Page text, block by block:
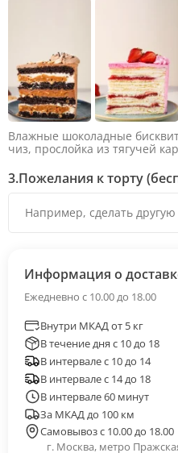
Влажные шоколадные
чиз, прослойка из тягучей
яркий вкус шоколада и
оставляя ни единого шанса
3.Пожелания к торту
Информация о
Ежедневно с 10.00 до 18.00
Внутри МКАД от 5 кг
В течение дня с 10 до 18
В интервале с 10 до 14
В интервале с 14 до 18
В интервале 60 минут
За МКАД до 100 км
Самовывоз с 10.00 до 18.00
г. Москва, метро